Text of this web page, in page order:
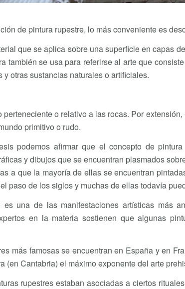
de pintura rupestre, lo más conveniente es
que se aplica sobre una superficie en capas
también se usa para referirse al arte que
y otras sustancias naturales o artificiales.
perteneciente o relativo a las rocas. Por
primitivo o rudo.
podemos afirmar que el concepto de
y dibujos que se encuentran plasmados
a que la mayoría de ellas se encuentran
paso de los siglos y muchas de ellas todavía
es una de las manifestaciones artísticas más
en la materia sostienen que algunas
más famosas se encuentran en España y en
(en Cantabria) el máximo exponente del arte
rupestres estaban asociadas a ciertos